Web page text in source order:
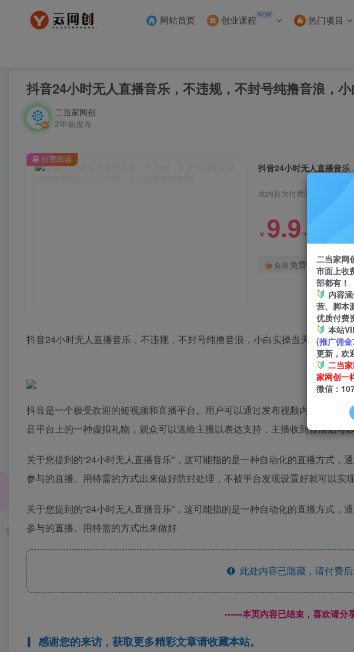
网站首页 创业课程 NEW 热门项目
抖音24小时无人直播音乐，不违规，不封号纯撸音浪，
二当家网创
2年前发布
抖音24小时无人直播音乐
此内容为付费阅读，请付费
￥ 9.9￥
会员 免费
付费阅读
抖音24小时无人直播音乐，不违规，不封号纯撸音浪，小白实操当天日入
抖音是一个极受欢迎的短视频和直播平台。用户可以通过发布视频内容或进行
音平台上的一种虚拟礼物，观众可以送给主播以表达支持，主播收到音浪后可
关于您提到的“24小时无人直播音乐”，这可能指的是一种自动化的直播方式，
参与的直播。用特需的方式出来做好防封处理，不被平台发现设置好就可以实
关于您提到的“24小时无人直播音乐”，这可能指的是一种自动化的直播方式，
参与的直播。用特需的方式出来做好
此处内容已隐藏，请付费
------本页内容已结束，喜欢请分
感谢您的来访，获取更多精彩文章请收藏本站。
二当家网
市面上收
部都有！
内容
营、脚本
优质付费
本站
(推广佣金
更新，欢
二当
家网创一
微信：